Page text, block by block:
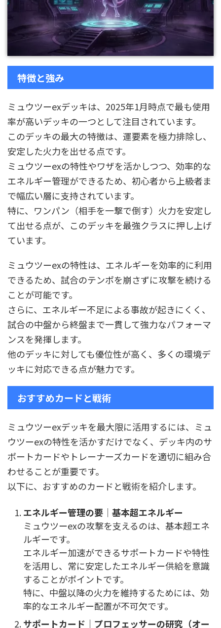
特徴と強み
ミュウツーexデッキは、2025年1月時点で最も使用
率が高いデッキの一つとして注目されています。
このデッキの最大の特徴は、運要素を極力排除し、
安定した火力を出せる点です。
ミュウツーexの特性やワザを活かしつつ、効率的な
エネルギー管理ができるため、初心者から上級者ま
で幅広い層に支持されています。
特に、ワンパン（相手を一撃で倒す）火力を安定し
て出せる点が、このデッキを最強クラスに押し上げ
ています。
ミュウツーexの特性は、エネルギーを効率的に利用
できるため、試合のテンポを崩さずに攻撃を続ける
ことが可能です。
さらに、エネルギー不足による事故が起きにくく、
試合の中盤から終盤まで一貫して強力なパフォーマ
ンスを発揮します。
他のデッキに対しても優位性が高く、多くの環境デ
ッキに対応できる点が魅力です。
おすすめカードと戦術
ミュウツーexデッキを最大限に活用するには、ミュ
ウツーexの特性を活かすだけでなく、デッキ内のサ
ポートカードやトレーナーズカードを適切に組み合
わせることが重要です。
以下に、おすすめのカードと戦術を紹介します。
エネルギー管理の要｜基本超エネルギー
ミュウツーexの攻撃を支えるのは、基本超エネ
ルギーです。
エネルギー加速ができるサポートカードや特性
を活用し、常に安定したエネルギー供給を意識
することがポイントです。
特に、中盤以降の火力を維持するためには、効
率的なエネルギー配置が不可欠です。
サポートカード｜プロフェッサーの研究（オー